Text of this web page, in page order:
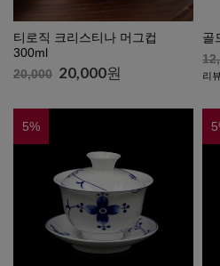
티로직 크리스티나 머그컵
300ml
20,000 20,000원
골
리뷰
5% 5